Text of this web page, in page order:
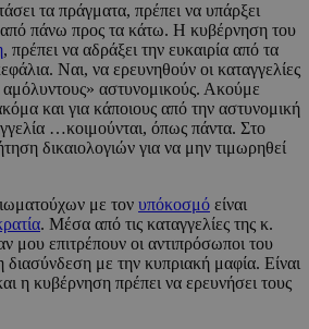
τα πράγματα, πρέπει να υπάρξει
πάνω προς τα κάτω. Η κυβέρνηση του
, πρέπει να αδράξει την ευκαιρία από τα
Ναι, να ερευνηθούν οι καταγγελίες
αστυνομικούς. Ακούμε
και για κάποιους από την αστυνομική
…κοιμούνται, όπως πάντα. Στο
δικαιολογιών για να μην τιμωρηθεί
με τον υπόκοσμό είναι
. Μέσα από τις καταγγελίες της κ.
μου επιτρέπουν οι αντιπρόσωποι του
διασύνδεση με την κυπριακή μαφία. Είναι
η κυβέρνηση πρέπει να ερευνήσει τους